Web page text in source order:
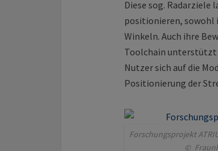
Diese sog.
positionieren, sowohl
Winkeln. Auch ihre
Toolchain unterstützt
Nutzer sich auf die
Positionierung der
Forschungsprojekt